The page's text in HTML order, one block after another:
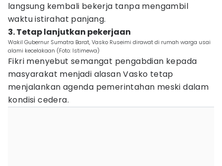
langsung kembali bekerja tanpa mengambil
waktu istirahat panjang.
3. Tetap lanjutkan pekerjaan
Wakil Gubernur Sumatra Barat, Vasko Ruseimi dirawat di rumah warga usai
alami kecelakaan (Foto: Istimewa)
Fikri menyebut semangat pengabdian kepada
masyarakat menjadi alasan Vasko tetap
menjalankan agenda pemerintahan meski dalam
kondisi cedera.